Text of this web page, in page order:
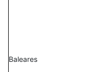
Baleares